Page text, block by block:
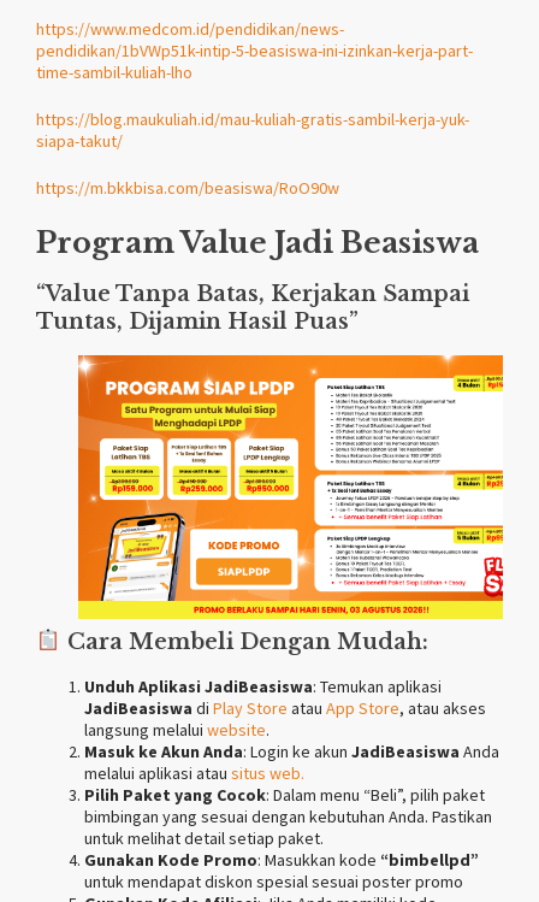
https://www.medcom.id/pendidikan/news-
pendidikan/1bVWp51k-intip-5-beasiswa-ini-izinkan-kerja-part-
time-sambil-kuliah-lho
https://blog.maukuliah.id/mau-kuliah-gratis-sambil-kerja-yuk-
siapa-takut/
https://m.bkkbisa.com/beasiswa/RoO90w
Program Value Jadi Beasiswa
“Value Tanpa Batas, Kerjakan Sampai
Tuntas, Dijamin Hasil Puas”
Cara Membeli Dengan Mudah:
Unduh Aplikasi JadiBeasiswa: Temukan aplikasi
JadiBeasiswa di Play Store atau App Store, atau akses
langsung melalui website.
Masuk ke Akun Anda: Login ke akun JadiBeasiswa Anda
melalui aplikasi atau situs web.
Pilih Paket yang Cocok: Dalam menu “Beli”, pilih paket
bimbingan yang sesuai dengan kebutuhan Anda. Pastikan
untuk melihat detail setiap paket.
Gunakan Kode Promo: Masukkan kode “bimbellpd”
untuk mendapat diskon spesial sesuai poster promo